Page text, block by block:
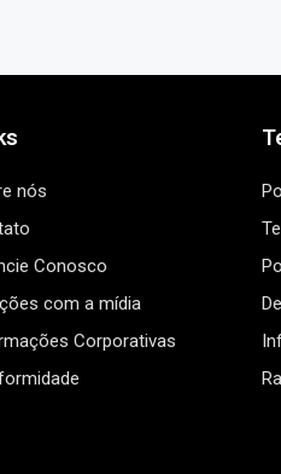
nós
Conosco
com a mídia
Corporativas